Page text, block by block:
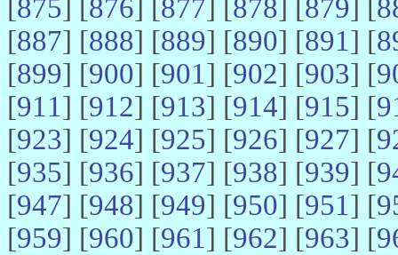
[875] [876] [877] [878] [879] [
[887] [888] [889] [890] [891] [
[899] [900] [901] [902] [903] [
[911] [912] [913] [914] [915] [
[923] [924] [925] [926] [927] [
[935] [936] [937] [938] [939] [
[947] [948] [949] [950] [951] [
[959] [960] [961] [962] [963] [